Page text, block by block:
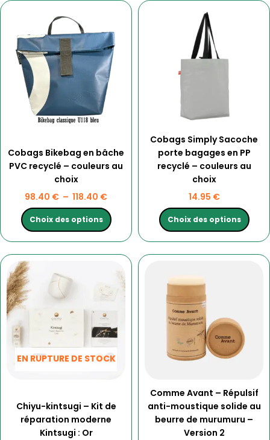
Cobags Bikebag en bâche
PVC recyclé – couleurs au
choix
98.40 € – 118.40 €
Plage
prix :
98.40 €
à
118.40 €
Choix des options
produit
a
plusieurs
variations.
Les
options
peuvent
être
choisies
la
page
du
produit
Cobags Simply Sacoche
porte bagages en PP
recyclé – couleurs au
choix
14.95 €
Choix des options
produit
a
plusieurs
variations.
être
sur
la
page
du
produit
EN RUPTURE DE STOCK
Chiyu-kintsugi – Kit de
réparation moderne
Kintsugi : Or
Comme Avant – Répulsif
anti-moustique solide au
beurre de murumuru –
Version 2